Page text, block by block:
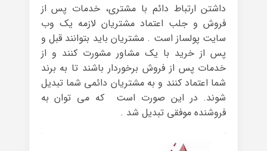
داشتن ارتباط دائم با مشتری، خدمات پس از
فروش و جلب اعتماد مشتریان لازمه یک وب
سایت پولساز است . مشتریان باید بتوانند قبل و
پس از خرید با یک مشاور مشورت کنند و از
خدمات پس از فروش برخوردار باشند تا به برند
شما اعتماد کنند و به مشتریان دائمی شما تبدیل
شوند. در این صورت است که می توان به
فروشنده موفقی تبدیل شد .